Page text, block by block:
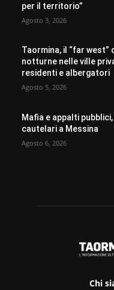
per il territorio”
Agosto 3, 2026
Taormina, il “far west”
notturne nelle ville
residenti e albergatori
Agosto 5, 2026
Mafia e appalti
cautelari a Messina
Agosto 6, 2026
Chi